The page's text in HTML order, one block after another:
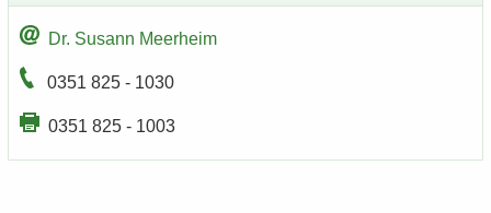
Dr. Su­sann Meer­heim
0351 825 - 1030
0351 825 - 1003